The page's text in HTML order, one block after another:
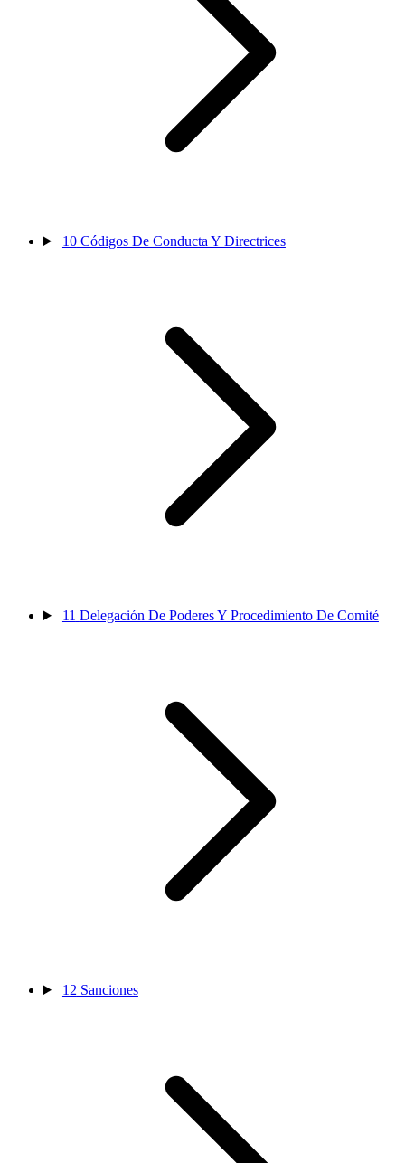
10 Códigos De Conducta Y Directrices
11 Delegación De Poderes Y Procedimiento De Comité
12 Sanciones